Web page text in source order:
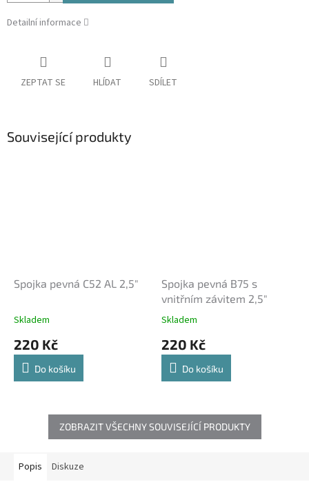
Detailní informace
ZEPTAT SE HLÍDAT SDÍLET
Související produkty
Spojka pevná C52 AL 2,5″
Skladem
220 Kč
Do košíku
Spojka pevná B75 s
vnitřním závitem 2,5″
Skladem
220 Kč
Do košíku
ZOBRAZIT VŠECHNY SOUVISEJÍCÍ PRODUKTY
Popis Diskuze